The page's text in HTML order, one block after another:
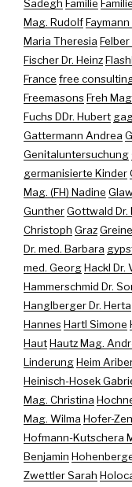
Sadegh Familie
Mag. Rudolf
Maria Theresia Felber
Fischer Dr. Heinz
France free
FreemasonsFreh
Fuchs DDr. Hubert
Gattermann Andrea
Genitaluntersuchung
germanisierte Kinder
Mag. (FH) Nadine
GuntherGottwald Dr.
Christoph Graz
Dr. med. Barbara
med. GeorgHackl Dr.
Hammerschmid Dr.
Hanglberger Dr. Herta
HannesHartl Simone
HautHautz Mag.
LinderungHeim
Heinisch-Hosek
Mag. Christina
Mag. Wilma Hofer-
Hofmann-Kutschera
Benjamin
Zwettler Sarah